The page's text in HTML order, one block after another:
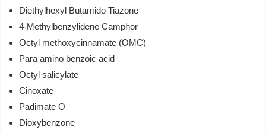
Diethylhexyl Butamido Tiazone
4-Methylbenzylidene Camphor
Octyl methoxycinnamate (OMC)
Para amino benzoic acid
Octyl salicylate
Cinoxate
Padimate O
Dioxybenzone